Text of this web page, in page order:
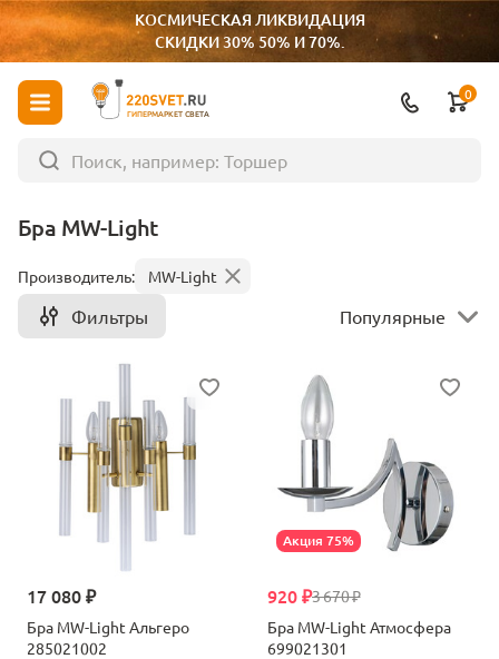
КОСМИЧЕСКАЯ ЛИКВИДАЦИЯ
СКИДКИ 30% 50% И 70%.
ГИПЕРМАРКЕТ СВЕТА
0
Бра MW-Light
Производитель: MW-Light
Фильтры Популярные
17 080 ₽
Бра MW-Light Альгеро
285021002
Акция 75%
3 670 ₽
920 ₽
Бра MW-Light Атмосфера
699021301